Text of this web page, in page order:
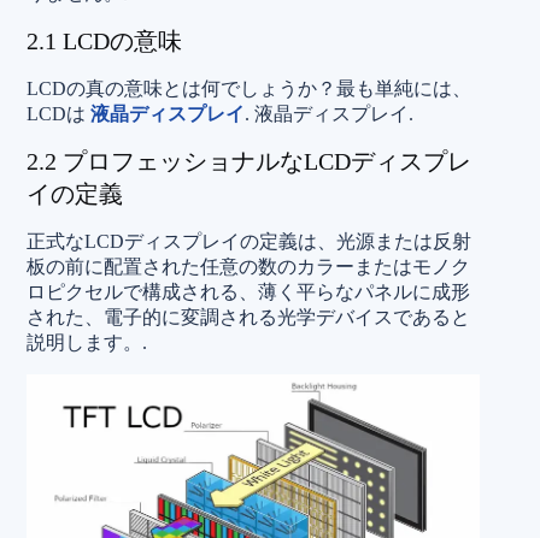
2.1 LCDの意味
LCDの真の意味とは何でしょうか？最も単純には、
LCDは 液晶ディスプレイ. 液晶ディスプレイ.
2.2 プロフェッショナルなLCDディスプレ
イの定義
正式なLCDディスプレイの定義は、光源または反射
板の前に配置された任意の数のカラーまたはモノク
ロピクセルで構成される、薄く平らなパネルに成形
された、電子的に変調される光学デバイスであると
説明します。.